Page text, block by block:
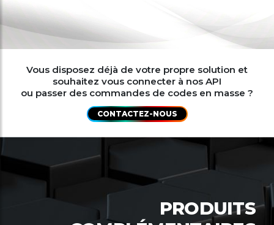
Vous disposez déjà de votre propre solution et
souhaitez vous connecter à nos API
ou passer des commandes de codes en masse ?
CONTACTEZ-NOUS
PRODUITS